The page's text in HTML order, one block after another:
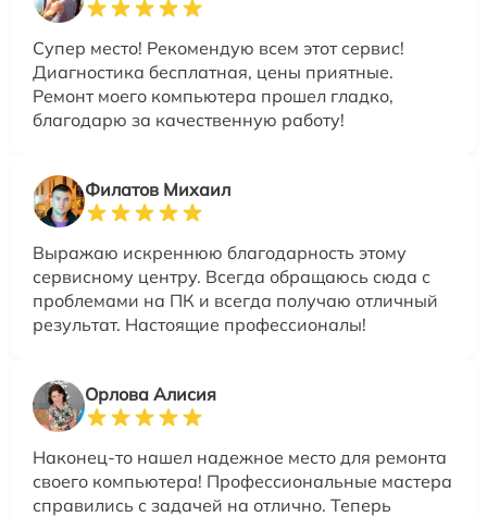
Супер место! Рекомендую всем этот сервис!
Диагностика бесплатная, цены приятные.
Ремонт моего компьютера прошел гладко,
благодарю за качественную работу!
Филатов Михаил
Выражаю искреннюю благодарность этому
сервисному центру. Всегда обращаюсь сюда с
проблемами на ПК и всегда получаю отличный
результат. Настоящие профессионалы!
Орлова Алисия
Наконец-то нашел надежное место для ремонта
своего компьютера! Профессиональные мастера
справились с задачей на отлично. Теперь